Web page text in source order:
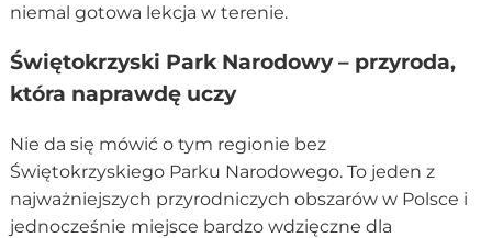
niemal gotowa lekcja w terenie.
Świętokrzyski Park Narodowy – przyroda,
która naprawdę uczy
Nie da się mówić o tym regionie bez
Świętokrzyskiego Parku Narodowego. To jeden z
najważniejszych przyrodniczych obszarów w Polsce i
jednocześnie miejsce bardzo wdzięczne dla